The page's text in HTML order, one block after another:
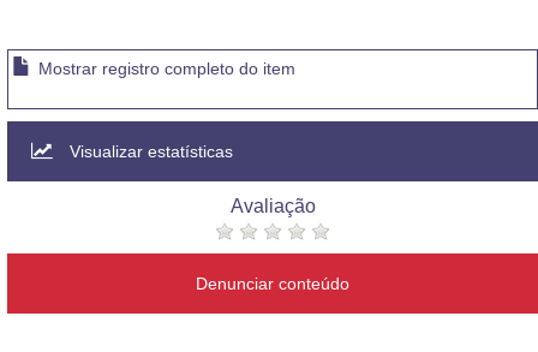
Mostrar registro completo do item
Visualizar estatísticas
Avaliação
Denunciar conteúdo